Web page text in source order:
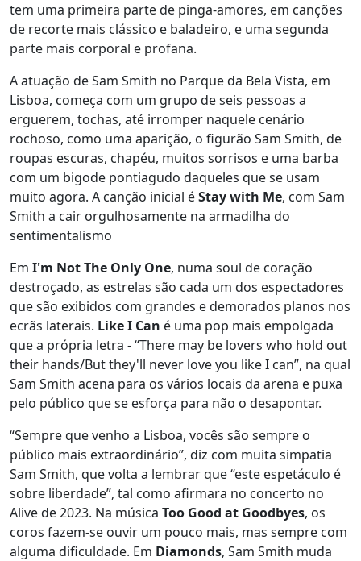
tem uma primeira parte de pinga-amores, em canções
de recorte mais clássico e baladeiro, e uma segunda
parte mais corporal e profana.
A atuação de Sam Smith no Parque da Bela Vista, em
Lisboa, começa com um grupo de seis pessoas a
erguerem, tochas, até irromper naquele cenário
rochoso, como uma aparição, o figurão Sam Smith, de
roupas escuras, chapéu, muitos sorrisos e uma barba
com um bigode pontiagudo daqueles que se usam
muito agora. A canção inicial éStay with Me, com Sam
Smith a cair orgulhosamente na armadilha do
sentimentalismo
Em I'm Not The Only One, numa soul de coração
destroçado, as estrelas são cada um dos espectadores
que são exibidos com grandes e demorados planos nos
ecrãs laterais. Like I Can é uma pop mais empolgada
que a própria letra - “There may be lovers who hold out
their hands/But they'll never love you like I can”, na qual
Sam Smith acena para os vários locais da arena e puxa
pelo público que se esforça para não o desapontar.
“Sempre que venho a Lisboa, vocês são sempre o
público mais extraordinário”, diz com muita simpatia
Sam Smith, que volta a lembrar que “este espetáculo é
sobre liberdade”, tal como afirmara no concerto no
Alive de 2023. Na música Too Good at Goodbyes, os
coros fazem-se ouvir um pouco mais, mas sempre com
alguma dificuldade. Em Diamonds, Sam Smith muda